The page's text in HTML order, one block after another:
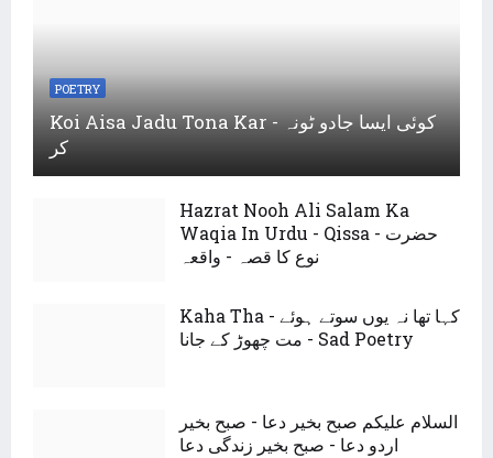
POETRY
Koi Aisa Jadu Tona Kar - کوئی ایسا جادو ٹونہ
کر
Hazrat Nooh Ali Salam Ka
Waqia In Urdu - Qissa - حضرت
نوع کا قصہ - واقعہ
Kaha Tha - کہا تھا نہ یوں سوتے ہوئے
مت چھوڑ کے جانا - Sad Poetry
السلام علیکم صبح بخیر دعا - صبح بخیر
اردو دعا - صبح بخیر زندگی دعا